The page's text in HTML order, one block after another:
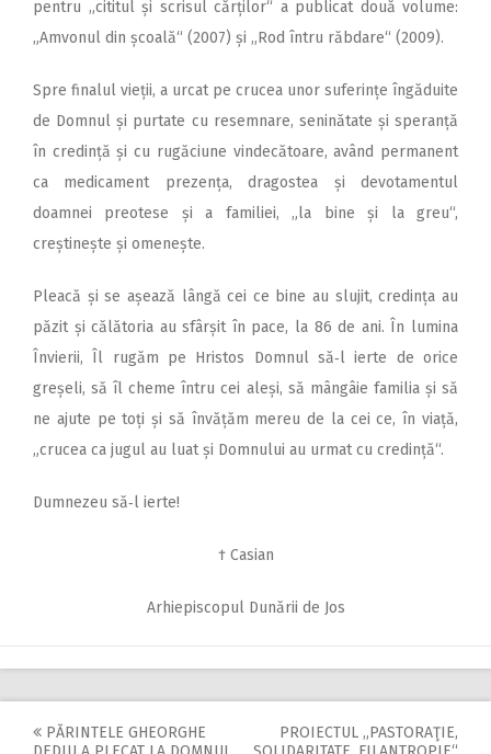
pentru „cititul și scrisul cărților“ a publicat două volume:
„Amvonul din școală“ (2007) și „Rod întru răbdare“ (2009).
Spre finalul vieții, a urcat pe crucea unor suferințe îngăduite
de Domnul și purtate cu resemnare, seninătate și speranță
în credință și cu rugăciune vindecătoare, având permanent
ca medicament prezența, dragostea și devotamentul
doamnei preotese și a familiei, „la bine și la greu“,
creștinește și omenește.
Pleacă și se așează lângă cei ce bine au slujit, credința au
păzit și călătoria au sfârșit în pace, la 86 de ani. În lumina
Învierii, Îl rugăm pe Hristos Domnul să‑l ierte de orice
greșeli, să îl cheme întru cei aleși, să mângâie familia și să
ne ajute pe toți și să învățăm mereu de la cei ce, în viață,
„crucea ca jugul au luat și Domnului au urmat cu credință“.
Dumnezeu să‑l ierte!
† Casian
Arhiepiscopul Dunării de Jos
PĂRINTELE GHEORGHE
PROIECTUL „PASTORAŢIE,